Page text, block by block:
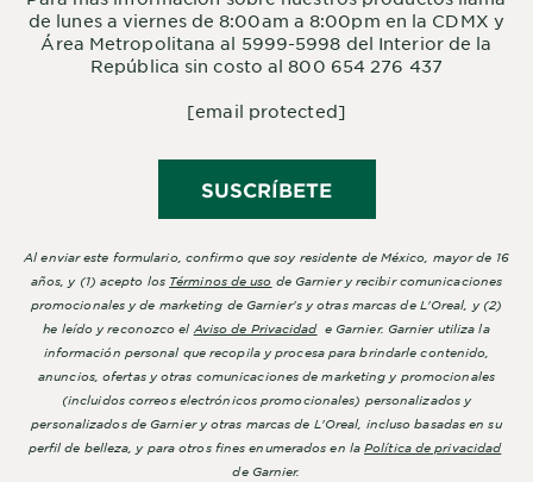
de lunes a viernes de 8:00am a 8:00pm en la CDMX y
Área Metropolitana al 5999-5998 del Interior de la
República sin costo al 800 654 276 437
[email protected]
SUSCRÍBETE
Al enviar este formulario, confirmo que soy residente de México, mayor de 16
años, y (1) acepto los Términos de uso de Garnier y recibir comunicaciones
promocionales y de marketing de Garnier's y otras marcas de L'Oreal, y (2)
he leído y reconozco el Aviso de Privacidade Garnier. Garnier utiliza la
información personal que recopila y procesa para brindarle contenido,
anuncios, ofertas y otras comunicaciones de marketing y promocionales
(incluidos correos electrónicos promocionales) personalizados y
personalizados de Garnier y otras marcas de L'Oreal, incluso basadas en su
perfil de belleza, y para otros fines enumerados en laPolítica de privacidad
de Garnier.